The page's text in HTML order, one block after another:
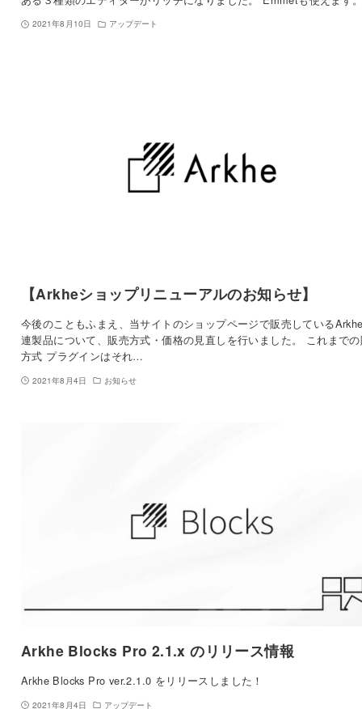
2021年8月10日 アップデート
【Arkheショップリニューアルのお知らせ】
今後のこともふまえ、当サイトのショップページで販売している
連製品について、販売方式・価格の見直しを行いました。 これまで
方式 プラグインはそれ…
2021年8月4日 お知らせ
Arkhe Blocks Pro 2.1.x のリリース情報
Arkhe Blocks Pro ver.2.1.0 をリリースしました！
2021年8月4日 アップデート